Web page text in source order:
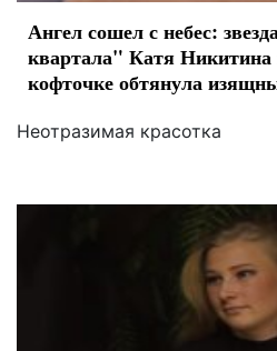
Ангел сошел с небес:
квартала" Катя Никитина
кофточке обтянула
Неотразимая красотка